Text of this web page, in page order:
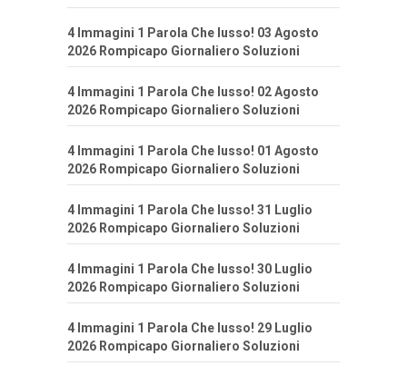
4 Immagini 1 Parola Che lusso! 03 Agosto
2026 Rompicapo Giornaliero Soluzioni
4 Immagini 1 Parola Che lusso! 02 Agosto
2026 Rompicapo Giornaliero Soluzioni
4 Immagini 1 Parola Che lusso! 01 Agosto
2026 Rompicapo Giornaliero Soluzioni
4 Immagini 1 Parola Che lusso! 31 Luglio
2026 Rompicapo Giornaliero Soluzioni
4 Immagini 1 Parola Che lusso! 30 Luglio
2026 Rompicapo Giornaliero Soluzioni
4 Immagini 1 Parola Che lusso! 29 Luglio
2026 Rompicapo Giornaliero Soluzioni